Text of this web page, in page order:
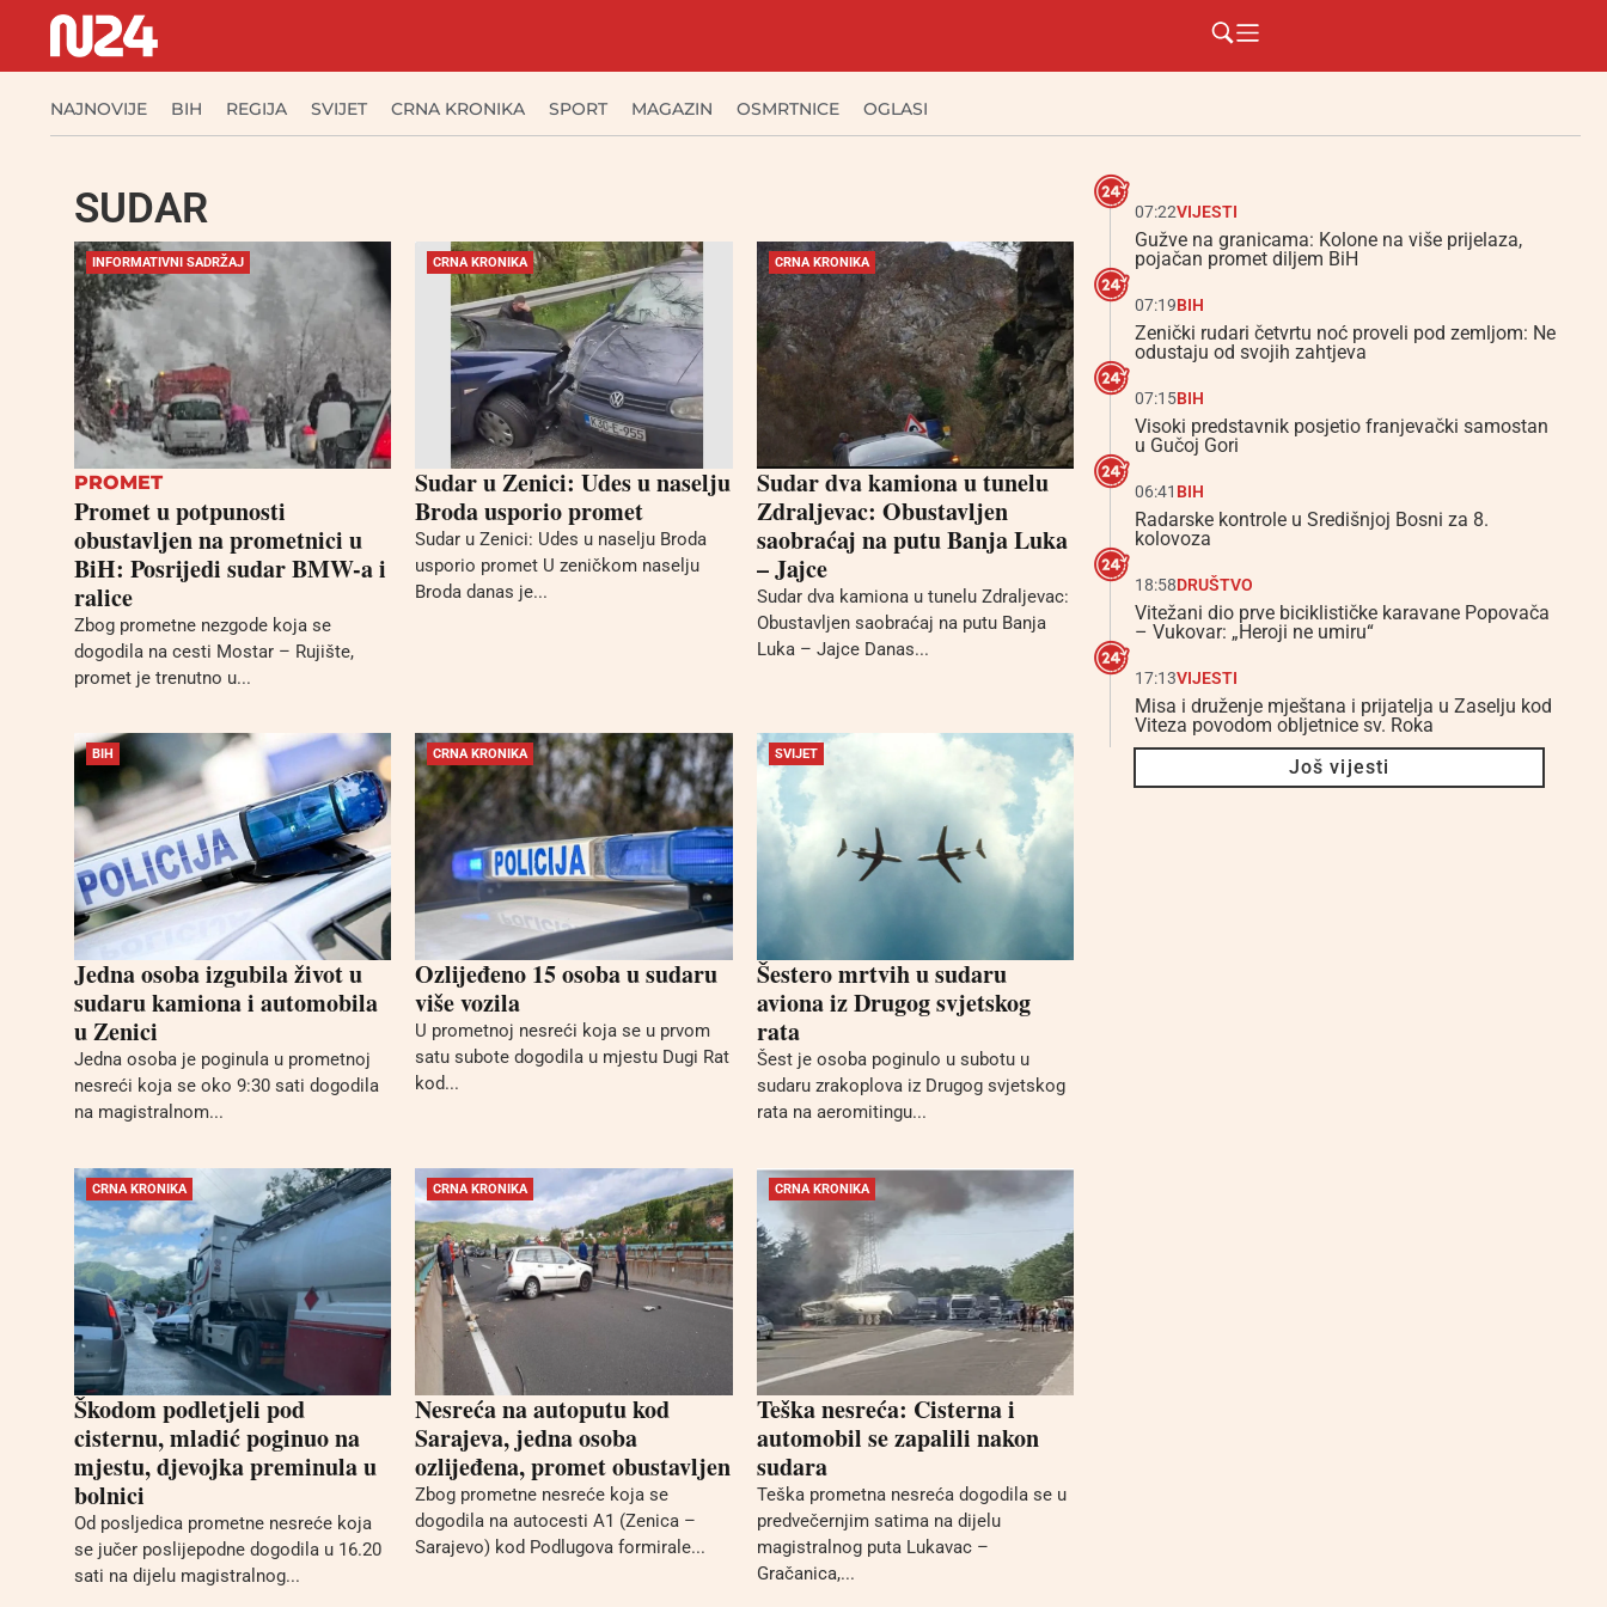
NAJNOVIJE BIH REGIJA SVIJET CRNA KRONIKA SPORT MAGAZIN OSMRTNICE OGLASI
SUDAR
INFORMATIVNI SADRŽAJ
PROMET
Promet u potpunosti
obustavljen na prometnici u
BiH: Posrijedi sudar BMW-a i
ralice
Zbog prometne nezgode koja se
dogodila na cesti Mostar – Rujište,
promet je trenutno u...
CRNA KRONIKA
Sudar u Zenici: Udes u naselju
Broda usporio promet
Sudar u Zenici: Udes u naselju Broda
usporio promet U zeničkom naselju
Broda danas je...
CRNA KRONIKA
Sudar dva kamiona u tunelu
Zdraljevac: Obustavljen
saobraćaj na putu Banja Luka
– Jajce
Sudar dva kamiona u tunelu Zdraljevac:
Obustavljen saobraćaj na putu Banja
Luka – Jajce Danas...
BIH
Jedna osoba izgubila život u
sudaru kamiona i automobila
u Zenici
Jedna osoba je poginula u prometnoj
nesreći koja se oko 9:30 sati dogodila
na magistralnom...
CRNA KRONIKA
Ozlijeđeno 15 osoba u sudaru
više vozila
U prometnoj nesreći koja se u prvom
satu subote dogodila u mjestu Dugi Rat
kod...
SVIJET
Šestero mrtvih u sudaru
aviona iz Drugog svjetskog
rata
Šest je osoba poginulo u subotu u
sudaru zrakoplova iz Drugog svjetskog
rata na aeromitingu...
CRNA KRONIKA
Škodom podletjeli pod
cisternu, mladić poginuo na
mjestu, djevojka preminula u
bolnici
Od posljedica prometne nesreće koja
se jučer poslijepodne dogodila u 16.20
sati na dijelu magistralnog...
CRNA KRONIKA
Nesreća na autoputu kod
Sarajeva, jedna osoba
ozlijeđena, promet obustavljen
Zbog prometne nesreće koja se
dogodila na autocesti A1 (Zenica –
Sarajevo) kod Podlugova formirale...
CRNA KRONIKA
Teška nesreća: Cisterna i
automobil se zapalili nakon
sudara
Teška prometna nesreća dogodila se u
predvečernjim satima na dijelu
magistralnog puta Lukavac –
Gračanica,...
07:22VIJESTI
Gužve na granicama: Kolone na više prijelaza,
pojačan promet diljem BiH
07:19BIH
Zenički rudari četvrtu noć proveli pod zemljom: Ne
odustaju od svojih zahtjeva
07:15BIH
Visoki predstavnik posjetio franjevački samostan
u Gučoj Gori
06:41 BIH
Radarske kontrole u Središnjoj Bosni za 8.
kolovoza
18:58DRUŠTVO
Vitežani dio prve biciklističke karavane Popovača
– Vukovar: „Heroji ne umiru“
17:13VIJESTI
Misa i druženje mještana i prijatelja u Zaselju kod
Viteza povodom obljetnice sv. Roka
Još vijesti